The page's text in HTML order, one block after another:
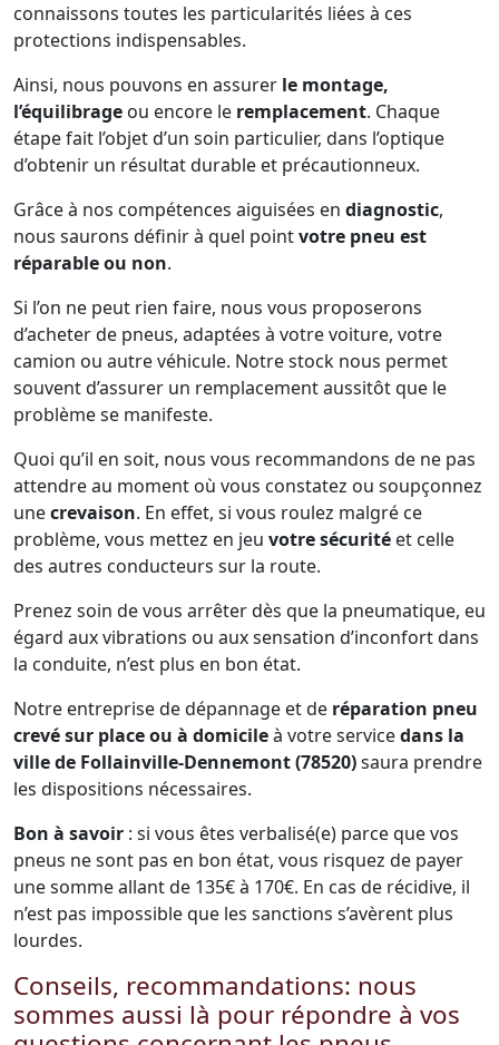
connaissons toutes les particularités liées à ces
protections indispensables.
Ainsi, nous pouvons en assurer le montage,
l’équilibrage ou encore le remplacement. Chaque
étape fait l’objet d’un soin particulier, dans l’optique
d’obtenir un résultat durable et précautionneux.
Grâce à nos compétences aiguisées en diagnostic,
nous saurons définir à quel pointvotre pneu est
réparable ou non.
Si l’on ne peut rien faire, nous vous proposerons
d’acheter de pneus, adaptées à votre voiture, votre
camion ou autre véhicule. Notre stock nous permet
souvent d’assurer un remplacement aussitôt que le
problème se manifeste.
Quoi qu’il en soit, nous vous recommandons de ne pas
attendre au moment où vous constatez ou soupçonnez
unecrevaison. En effet, si vous roulez malgré ce
problème, vous mettez en jeu votre sécurité et celle
des autres conducteurs sur la route.
Prenez soin de vous arrêter dès que la pneumatique, eu
égard aux vibrations ou aux sensation d’inconfort dans
la conduite, n’est plus en bon état.
Notre entreprise de dépannage et de réparation pneu
crevé sur place ou à domicileà votre servicedans la
ville de Follainville-Dennemont (78520)saura prendre
les dispositions nécessaires.
Bon à savoir : si vous êtes verbalisé(e) parce que vos
pneus ne sont pas en bon état, vous risquez de payer
une somme allant de 135€ à 170€. En cas de récidive, il
n’est pas impossible que les sanctions s’avèrent plus
lourdes.
Conseils, recommandations: nous
sommes aussi là pour répondre à vos